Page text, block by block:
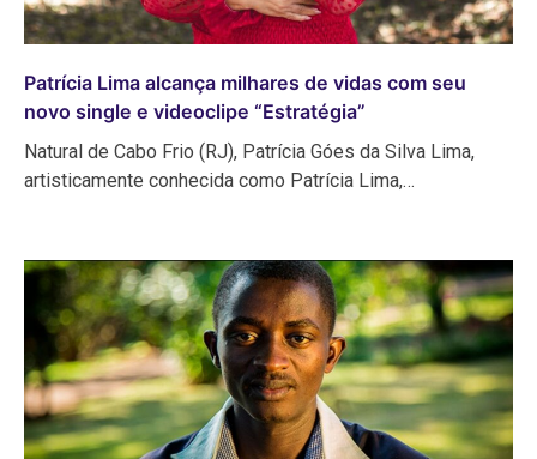
Patrícia Lima alcança milhares de vidas com seu
novo single e videoclipe “Estratégia”
Natural de Cabo Frio (RJ), Patrícia Góes da Silva Lima,
artisticamente conhecida como Patrícia Lima,…